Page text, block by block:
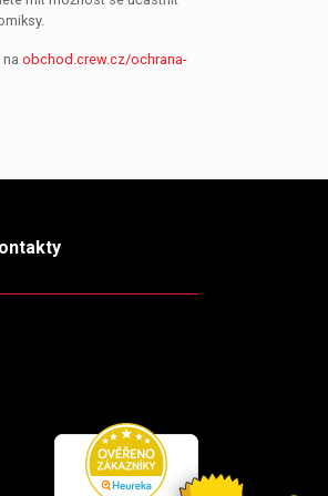
obchod.crew.cz/ochrana-